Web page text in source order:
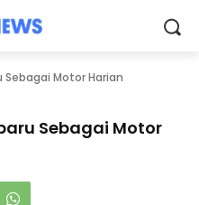
Sebagai Motor Harian
Sebagai Motor